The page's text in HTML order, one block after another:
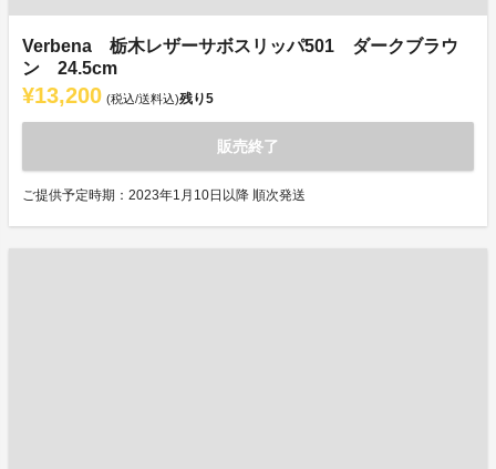
Verbena 栃木レザーサボスリッパ501 ダークブラウ
ン 24.5cm
¥13,200 (税込/送料込)残り5
販売終了
ご提供予定時期：2023年1月10日以降 順次発送